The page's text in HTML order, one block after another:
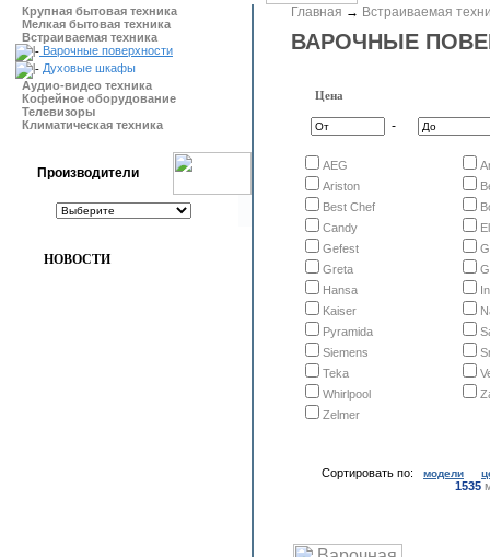
Крупная бытовая техника
Мелкая бытовая техника
Встраиваемая техника
Варочные поверхности
Духовые шкафы
Аудио-видео техника
Кофейное оборудование
Телевизоры
Климатическая техника
Производители
НОВОСТИ
Главная → Встраиваемая
ВАРОЧНЫЕ
Цена
-
AEG
Ariston
Best Chef
Candy
Gefest
Greta
Hansa
Kaiser
Pyramida
Siemens
Teka
Whirlpool
Zelmer
Сортировать по: модели
1535